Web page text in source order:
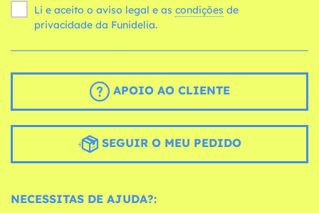
Li e aceito o aviso legal e as condições
privacidade da Funidelia.
APOIO AO CLIENTE
SEGUIR O MEU PEDIDO
NECESSITAS DE AJUDA?: